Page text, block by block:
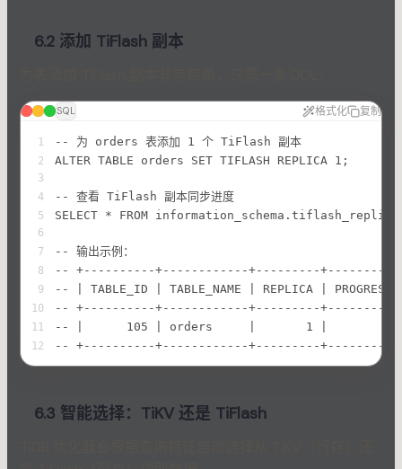
6.2 添加 TiFlash 副本
SQL 格式化 复制
1 -- 为 orders 表添加 1 个 TiFlash 副本
2 ALTER TABLE orders SET TIFLASH REPLICA 1;
3
4
-- 查看 TiFlash 副本同步进度
5 SELECT * FROM
6
7
-- 输出示例：
8 -- +----------+------------+---------+----------
9 -- | TABLE_ID | TABLE_NAME | REPLICA | PROGRESS
10 -- +----------+------------+---------+----------
11 -- |      105 | orders     |       1 |        1 |  ←
12 -- +----------+------------+---------+----------
6.3 智能选择：TiKV 还是 TiFlash